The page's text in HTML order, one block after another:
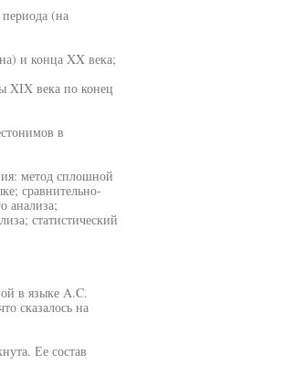
(на
и конца XX века;
XIX века по конец
в
метод сплошной
сравнительно-
анализа;
статистический
в языке A.C.
сказалось на
Ее состав